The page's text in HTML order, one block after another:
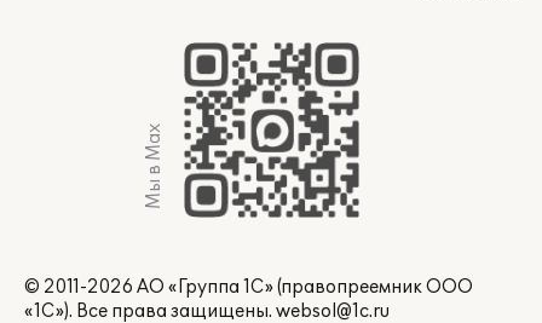
Мы в Max
© 2011-2026 АО «Группа 1С» (правопреемник ООО
«1С»). Все права защищены. websol@1c.ru